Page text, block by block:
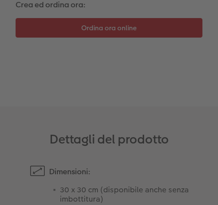
Accessori
Crea ed ordina ora:
Dettagli del prodotto
Dimensioni:
30 x 30 cm (disponibile anche senza
imbottitura)